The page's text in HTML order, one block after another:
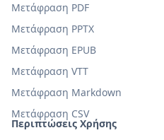
Περιπτώσεις Χρήσης
Μετάφραση PDF
Μετάφραση PPTX
Μετάφραση EPUB
Μετάφραση VTT
Μετάφραση Markdown
Μετάφραση CSV